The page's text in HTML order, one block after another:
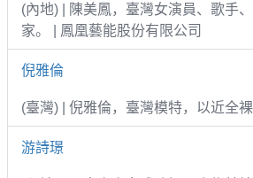
(內地) | 陳美鳳，臺灣女演員、歌手
家。 | 鳳凰藝能股份有限公司
倪雅倫
(臺灣) | 倪雅倫，臺灣模特，以近全
游詩璟